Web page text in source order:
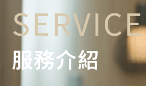
SERVICE
服務介紹